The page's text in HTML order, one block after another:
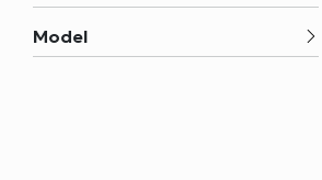
Vægholder (4)
Model